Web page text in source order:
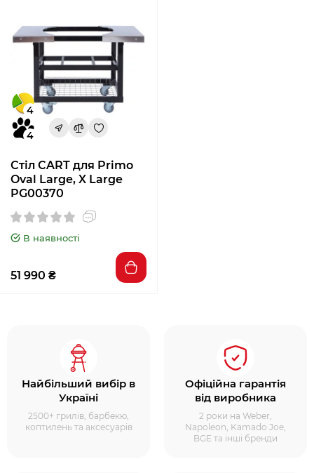
4
4
Стіл CART для Primo
Oval Large, X Large
PG00370
В наявності
51 990 ₴
Найбільший вибір в
Україні
2500+ грилів, барбекю,
коптилень та аксесуарів
Офіційна гарантія
від виробника
2 роки на Weber,
Napoleon, Kamado Joe,
BGE та інші бренди